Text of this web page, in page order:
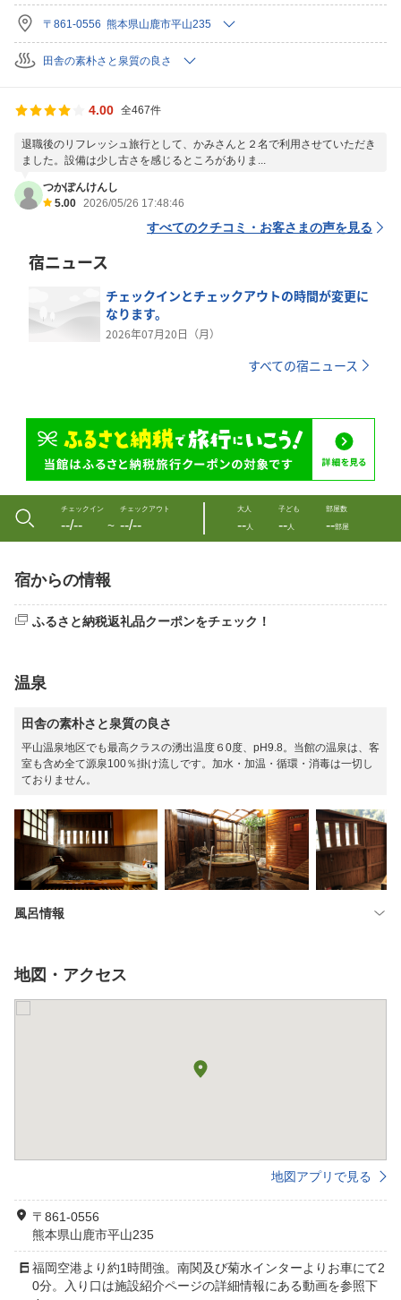
〒861-0556 熊本県山鹿市平山235
田舎の素朴さと泉質の良さ
4.00 全467件
退職後のリフレッシュ旅行として、かみさんと２名で利用させていただき
ました。設備は少し古さを感じるところがありま...
つかぽんけんし
5.00 2026/05/26 17:48:46
すべてのクチコミ・お客さまの声を見る
宿ニュース
チェックインとチェックアウトの時間が変更に
なります。
2026年07月20日（月）
すべての宿ニュース
チェックイン
--/-- 〜
チェックアウト
--/--
大人
--人
子ども
--人
部屋数
--部屋
宿からの情報
ふるさと納税返礼品クーポンをチェック！
温泉
田舎の素朴さと泉質の良さ
平山温泉地区でも最高クラスの湧出温度６0度、pH9.8。当館の温泉は、客
室も含め全て源泉100％掛け流しです。加水・加温・循環・消毒は一切し
ておりません。
風呂情報
地図・アクセス
地図アプリで見る
〒861-0556
熊本県山鹿市平山235
福岡空港より約1時間強。南関及び菊水インターよりお車にて2
0分。入り口は施設紹介ページの詳細情報にある動画を参照下